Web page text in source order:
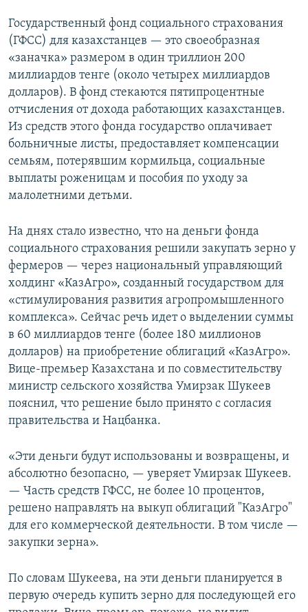
Государственный фонд социального страхования
(ГФСС) для казахстанцев — это своеобразная
«заначка» размером в один триллион 200
миллиардов тенге (около четырех миллиардов
долларов). В фонд стекаются пятипроцентные
отчисления от дохода работающих казахстанцев.
Из средств этого фонда государство оплачивает
больничные листы, предоставляет компенсации
семьям, потерявшим кормильца, социальные
выплаты роженицам и пособия по уходу за
малолетними детьми.
На днях стало известно, что на деньги фонда
социального страхования решили закупать зерно у
фермеров — через национальный управляющий
холдинг «КазАгро», созданный государством для
«стимулирования развития агропромышленного
комплекса». Сейчас речь идет о выделении суммы
в 60 миллиардов тенге (более 180 миллионов
долларов) на приобретение облигаций «КазАгро».
Вице-премьер Казахстана и по совместительству
министр сельского хозяйства Умирзак Шукеев
пояснил, что решение было принято с согласия
правительства и Нацбанка.
«Эти деньги будут использованы и возвращены, и
абсолютно безопасно, — уверяет Умирзак Шукеев.
— Часть средств ГФСС, не более 10 процентов,
решено направлять на выкуп облигаций "КазАгро"
для его коммерческой деятельности. В том числе —
закупки зерна».
По словам Шукеева, на эти деньги планируется в
первую очередь купить зерно для последующей его